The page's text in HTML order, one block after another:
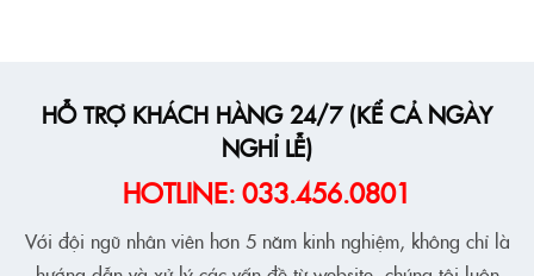
HỖ TRỢ KHÁCH HÀNG 24/7 (KỂ CẢ NGÀY
NGHỈ LỄ)
HOTLINE: 033.456.0801
Với đội ngũ nhân viên hơn 5 năm kinh nghiệm, không chỉ là